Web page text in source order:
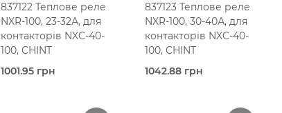
837122 Теплове реле
NXR-100, 23-32А, для
контакторів NXC-40-
100, CHINT
1001.95 грн
837123 Теплове реле
NXR-100, 30-40А, для
контакторів NXC-40-
100, CHINT
1042.88 грн